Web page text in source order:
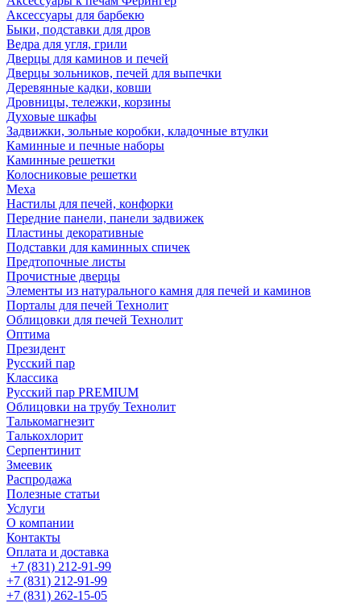
Аксессуары для барбекю
Быки, подставки для дров
Ведра для угля, грили
Дверцы для каминов и печей
Дверцы зольников, печей для выпечки
Деревянные кадки, ковши
Дровницы, тележки, корзины
Духовые шкафы
Задвижки, зольные коробки, кладочные втулки
Каминные и печные наборы
Каминные решетки
Колосниковые решетки
Меха
Настилы для печей, конфорки
Передние панели, панели задвижек
Пластины декоративные
Подставки для каминных спичек
Предтопочные листы
Прочистные дверцы
Элементы из натурального камня для печей и каминов
Порталы для печей Технолит
Облицовки для печей Технолит
Оптима
Президент
Русский пар
Классика
Русский пар PREMIUM
Облицовки на трубу Технолит
Талькомагнезит
Талькохлорит
Серпентинит
Змеевик
Распродажа
Полезные статьи
Услуги
О компании
Контакты
Оплата и доставка
+7 (831) 212-91-99
+7 (831) 212-91-99
+7 (831) 262-15-05